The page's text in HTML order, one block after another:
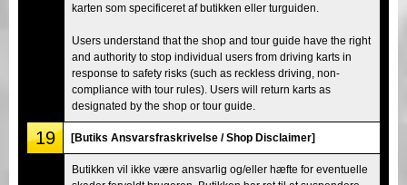
karten som specificeret af butikken eller turguiden.
Users understand that the shop and tour guide have the right
and authority to stop individual users from driving karts in
response to safety risks (such as reckless driving, non-
compliance with tour rules). Users will return karts as
designated by the shop or tour guide.
19 [Butiks Ansvarsfraskrivelse / Shop Disclaimer]
Butikken vil ikke være ansvarlig og/eller hæfte for eventuelle